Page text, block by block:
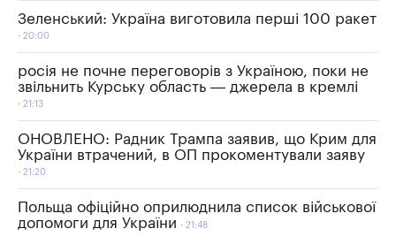
Зеленський: Україна виготовила перші 100 ракет
20:00
росія не почне переговорів з Україною, поки не
звільнить Курську область — джерела в кремлі
21:13
ОНОВЛЕНО: Радник Трампа заявив, що Крим для
України втрачений, в ОП прокоментували заяву
21:20
Польща офіційно оприлюднила список військової
допомоги для України
21:48